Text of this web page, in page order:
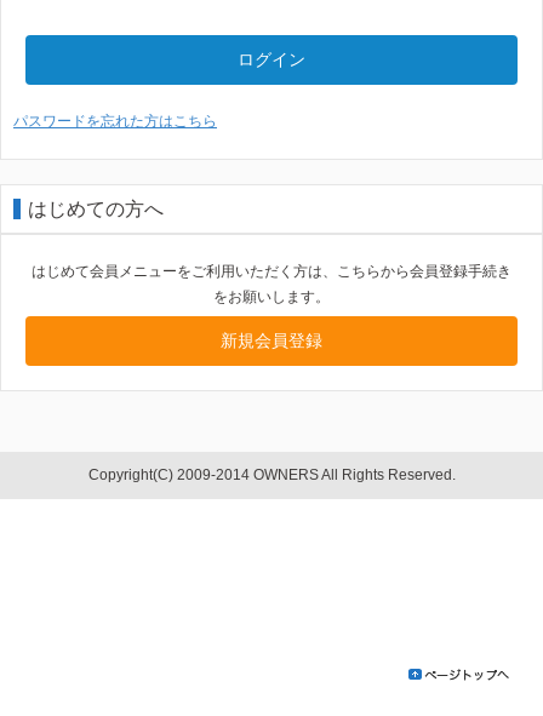
ログイン
パスワードを忘れた方はこちら
はじめての方へ
はじめて会員メニューをご利用いただく方は、こちらから会員登録手続き
をお願いします。
新規会員登録
Copyright(C) 2009-2014 OWNERS All Rights Reserved.